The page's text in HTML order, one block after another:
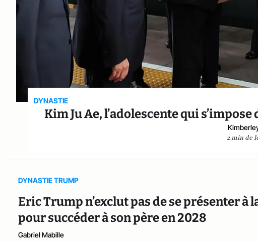
DYNASTIE
Kim Ju Ae, l’adolescente qui
2 min de
DYNASTIE TRUMP
Eric Trump n’exclut pas de se présenter à
pour succéder à son père en 2028
Gabriel Mabille